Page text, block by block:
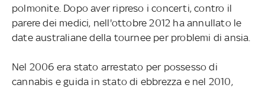
polmonite. Dopo aver ripreso i concerti, contro il
parere dei medici, nell'ottobre 2012 ha annullato le
date australiane della tournee per problemi di ansia.
Nel 2006 era stato arrestato per possesso di
cannabis e guida in stato di ebbrezza e nel 2010,